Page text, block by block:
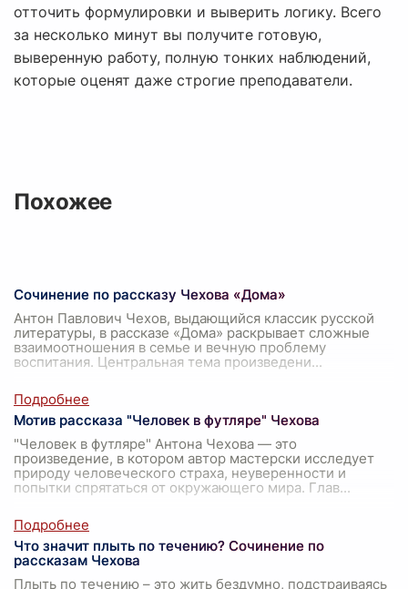
отточить формулировки и выверить логику. Всего
за несколько минут вы получите готовую,
выверенную работу, полную тонких наблюдений,
которые оценят даже строгие преподаватели.
Похожее
Сочинение по рассказу Чехова «Дома»
Антон Павлович Чехов, выдающийся классик русской
литературы, в рассказе «Дома» раскрывает сложные
взаимоотношения в семье и вечную проблему
воспитания. Центральная тема произведени...
Мотив рассказа "Человек в футляре" Чехова
"Человек в футляре" Антона Чехова — это
произведение, в котором автор мастерски исследует
природу человеческого страха, неуверенности и
попытки спрятаться от окружающего мира. Глав...
Что значит плыть по течению? Сочинение по
рассказам Чехова
Плыть по течению – это жить бездумно, подстраиваясь